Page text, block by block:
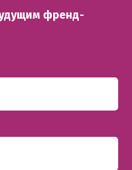
френд-